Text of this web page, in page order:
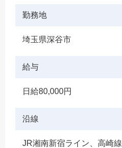
勤務地
埼玉県深谷市
給与
日給80,000円
沿線
JR湘南新宿ライン、高崎線